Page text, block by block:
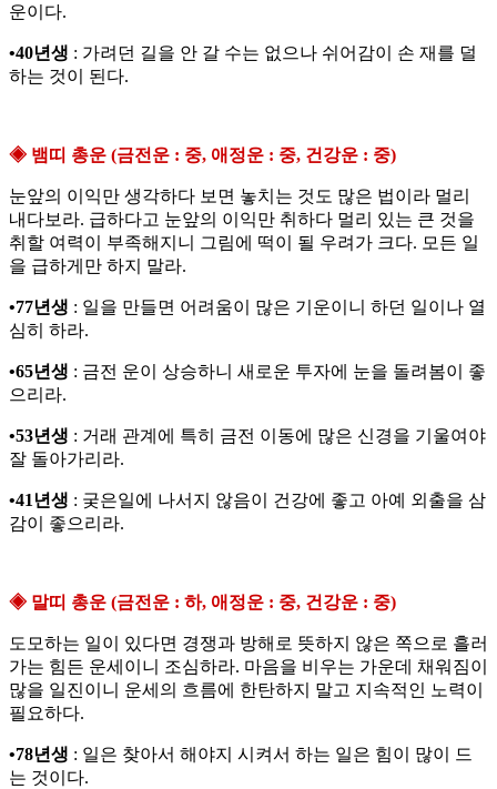
운이다.
•40년생 : 가려던 길을 안 갈 수는 없으나 쉬어감이 손 재를 덜
하는 것이 된다.
◈ 뱀띠 총운 (금전운 : 중, 애정운 : 중, 건강운 : 중)
눈앞의 이익만 생각하다 보면 놓치는 것도 많은 법이라 멀리
내다보라. 급하다고 눈앞의 이익만 취하다 멀리 있는 큰 것을
취할 여력이 부족해지니 그림에 떡이 될 우려가 크다. 모든 일
을 급하게만 하지 말라.
•77년생 : 일을 만들면 어려움이 많은 기운이니 하던 일이나 열
심히 하라.
•65년생 : 금전 운이 상승하니 새로운 투자에 눈을 돌려봄이 좋
으리라.
•53년생 : 거래 관계에 특히 금전 이동에 많은 신경을 기울여야
잘 돌아가리라.
•41년생 : 궂은일에 나서지 않음이 건강에 좋고 아예 외출을 삼
감이 좋으리라.
◈ 말띠 총운 (금전운 : 하, 애정운 : 중, 건강운 : 중)
도모하는 일이 있다면 경쟁과 방해로 뜻하지 않은 쪽으로 흘러
가는 힘든 운세이니 조심하라. 마음을 비우는 가운데 채워짐이
많을 일진이니 운세의 흐름에 한탄하지 말고 지속적인 노력이
필요하다.
•78년생 : 일은 찾아서 해야지 시켜서 하는 일은 힘이 많이 드
는 것이다.